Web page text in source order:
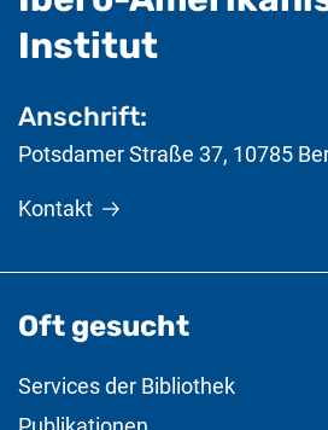
Institut-
Anschrift:
Potsdamer Straße 37, 10785
Kontakt
Oft gesucht
Services der Bibliothek